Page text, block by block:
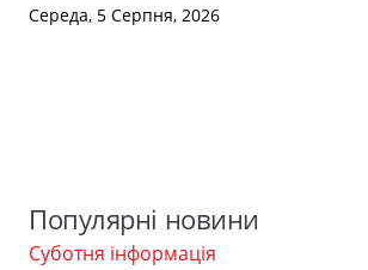
Середа, 5 Серпня, 2026
Популярні новини
Суботня інформація